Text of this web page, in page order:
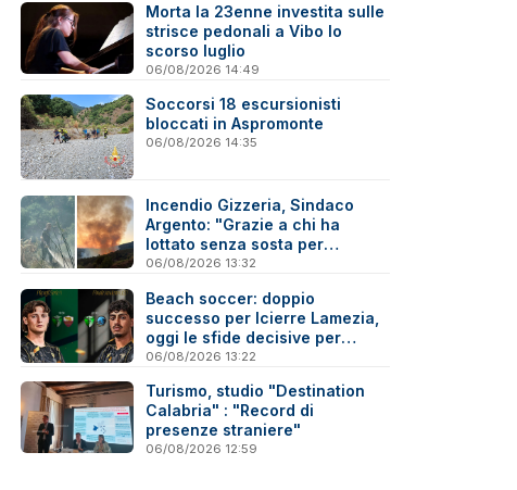
Morta la 23enne investita sulle
strisce pedonali a Vibo lo
scorso luglio
06/08/2026 14:49
Soccorsi 18 escursionisti
bloccati in Aspromonte
06/08/2026 14:35
Incendio Gizzeria, Sindaco
Argento: "Grazie a chi ha
lottato senza sosta per
difendere il nostro territorio"
06/08/2026 13:32
Beach soccer: doppio
successo per Icierre Lamezia,
oggi le sfide decisive per
salvezza e scudetto Under 20
06/08/2026 13:22
Turismo, studio "Destination
Calabria" : "Record di
presenze straniere"
06/08/2026 12:59